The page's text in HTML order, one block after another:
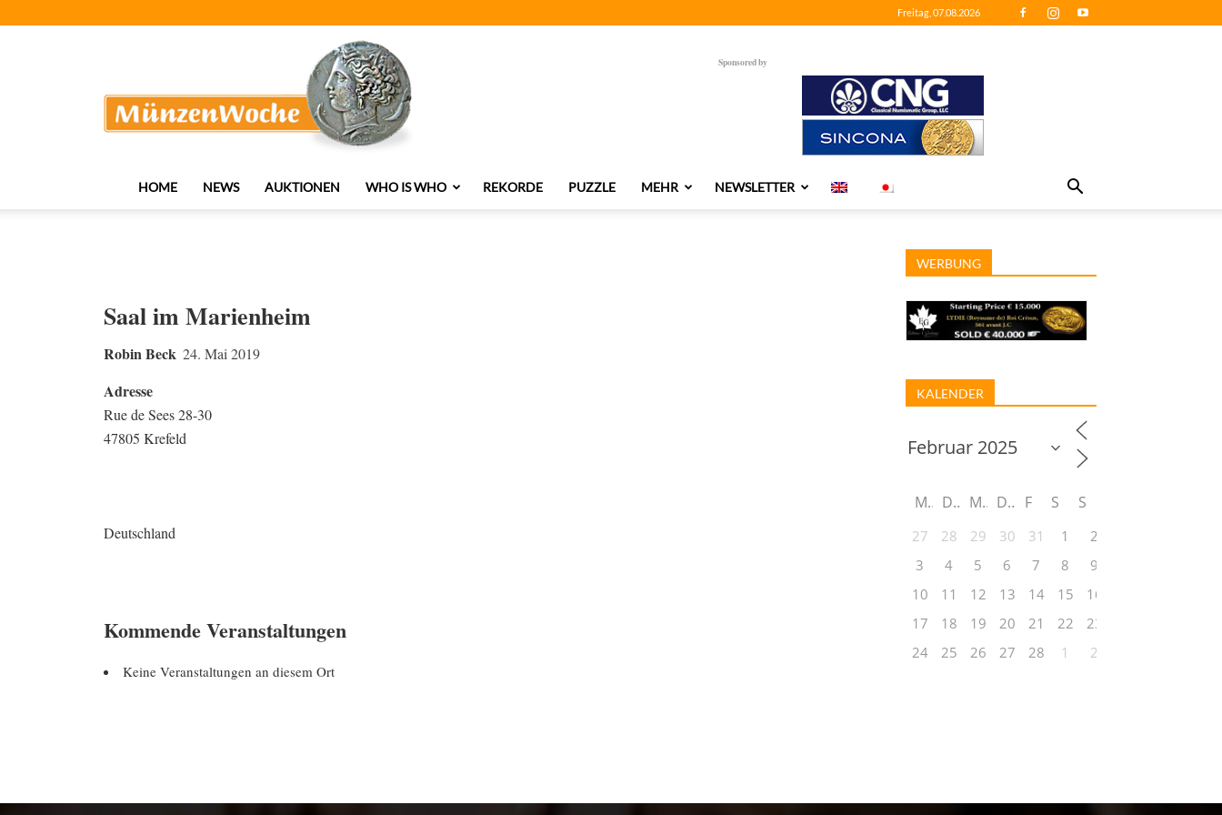
Freitag, 07.08.2026
Sponsored by
HOME NEWS AUKTIONEN WHO IS WHO REKORDE PUZZLE MEHR NEWSLETTER
Saal im Marienheim
Robin Beck 24. Mai 2019
Adresse
Rue de Sees 28-30
47805 Krefeld
Deutschland
Kommende Veranstaltungen
Keine Veranstaltungen an diesem Ort
WERBUNG
KALENDER
M D M D F S S
27 28 29 30 31 1
2
3
4 5 6 7 8
9
10
11 12 13 14 15
16
17
18 19 20 21 22
23
24
25 26 27 28 1 2